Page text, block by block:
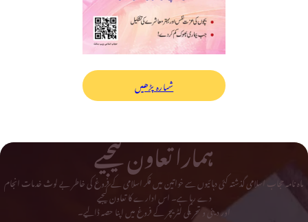
شمارہ پڑھیں
ہمارا تعاون کیجیے
ماہ نامہ حجاب اسلامی گذشتہ کئی دہائیوں سے خواتین میں فکر اسلامی کے فروغ کی خاطر بے لوث خدمات انجام
دے رہا ہے۔ اس ادارے کا تعاون کیجیے
اور دینی و تحریکی لٹریچر کے فروغ میں اپنا حصہ ڈالیے۔